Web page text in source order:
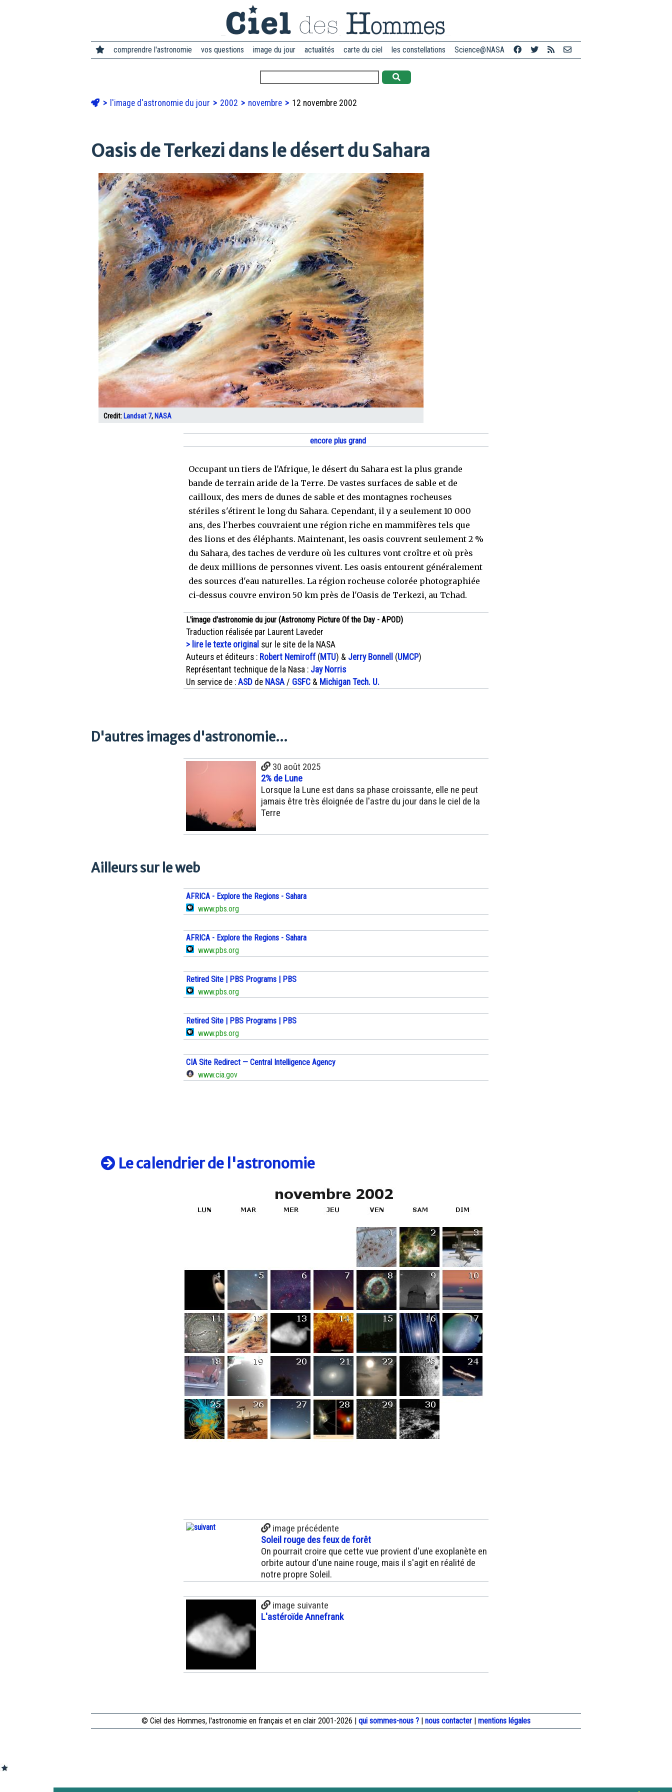
comprendre l'astronomie vos questions image du jour actualités carte du ciel les constellations Science@NASA
l'image d'astronomie du jour 2002 novembre 12 novembre 2002
Oasis de Terkezi dans le désert du Sahara
Credit: Landsat 7, NASA
encore plus grand
Occupant un tiers de l'Afrique, le désert du Sahara est la plus grande
bande de terrain aride de la Terre. De vastes surfaces de sable et de
cailloux, des mers de dunes de sable et des montagnes rocheuses
stériles s'étirent le long du Sahara. Cependant, il y a seulement 10 000
ans, des l'herbes couvraient une région riche en mammifères tels que
des lions et des éléphants. Maintenant, les oasis couvrent seulement 2 %
du Sahara, des taches de verdure où les cultures vont croître et où près
de deux millions de personnes vivent. Les oasis entourent généralement
des sources d'eau naturelles. La région rocheuse colorée photographiée
ci-dessus couvre environ 50 km près de l'Oasis de Terkezi, au Tchad.
L'image d'astronomie du jour (Astronomy Picture Of the Day - APOD)
Traduction réalisée par Laurent Laveder
> lire le texte original sur le site de la NASA
Auteurs et éditeurs : Robert Nemiroff(MTU) & Jerry Bonnell (UMCP)
Représentant technique de la Nasa : Jay Norris
Un service de : ASD de NASA / GSFC & Michigan Tech. U.
D'autres images d'astronomie...
30 août 2025
2% de Lune
Lorsque la Lune est dans sa phase croissante, elle ne peut
jamais être très éloignée de l'astre du jour dans le ciel de la
Terre
Ailleurs sur le web
AFRICA - Explore the Regions - Sahara
www.pbs.org
AFRICA - Explore the Regions - Sahara
www.pbs.org
Retired Site | PBS Programs | PBS
www.pbs.org
Retired Site | PBS Programs | PBS
www.pbs.org
CIA Site Redirect — Central Intelligence Agency
www.cia.gov
Le calendrier de l'astronomie
image précédente
Soleil rouge des feux de forêt
On pourrait croire que cette vue provient d'une exoplanète en
orbite autour d'une naine rouge, mais il s'agit en réalité de
notre propre Soleil.
image suivante
L'astéroïde Annefrank
© Ciel des Hommes, l'astronomie en français et en clair 2001-2026 | qui sommes-nous ? | nous contacter | mentions légales